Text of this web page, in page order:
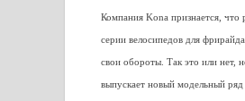
Компания Kona признается, что
серии велосипедов для
свои обороты. Так это или нет,
выпускает новый модельный ряд